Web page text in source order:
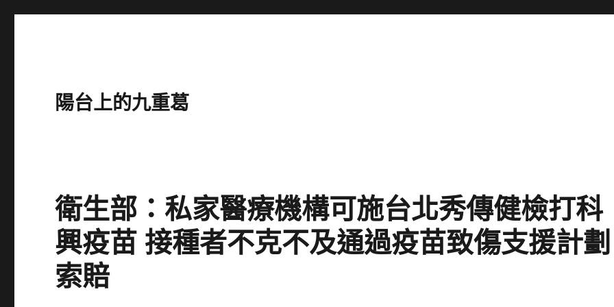
陽台上的九重葛
衛生部：私家醫療機構可施台北秀傳健檢打科
興疫苗 接種者不克不及通過疫苗致傷支援計劃
索賠